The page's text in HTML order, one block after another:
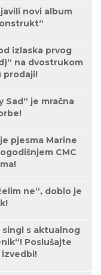
novi album
izlaska prvog
na dvostrukom
prodaji!
Sad“ je mračna
pjesma Marine
CMC
ne“, dobio je
s aktualnog
Poslušajte
izvedbi!